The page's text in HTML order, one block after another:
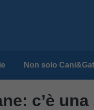
Non solo
c’è